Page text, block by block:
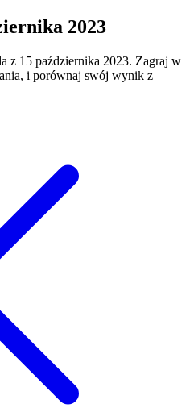
2023
z 15 października 2023. Zagraj w
i porównaj swój wynik z